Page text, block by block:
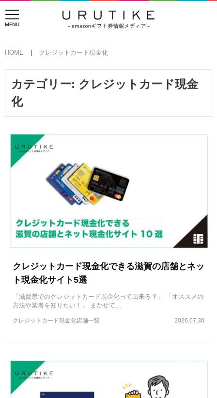
HOME クレジットカード現金化
カテゴリー: クレジットカード現金
化
クレジットカード現金化できる滋賀の店舗とネッ
ト現金化サイト5選
「滋賀県でのクレジットカード現金化って出来る？」 「オススメの
方法や業者を知りたい！」 まかせて…
2026.07.30
クレジットカード現金化店舗一覧